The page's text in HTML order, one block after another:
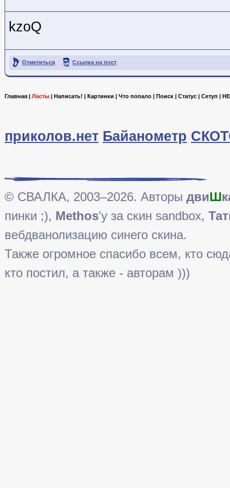
kzoQ
Отметиться Ссылка на пост
Главная | Ласты | Написать! | Картинки | Что попало | Поиск | Статус | Сетуп |
приколов.нет Байанометр
© СВАЛКА, 2003–2026. Авторы двиШ
пинки ;), Methos'у за скин sandbox,
вебдванолизацию синего скина.
Также огромное спасибо всем, кто
кто постил, а также - авторам )))